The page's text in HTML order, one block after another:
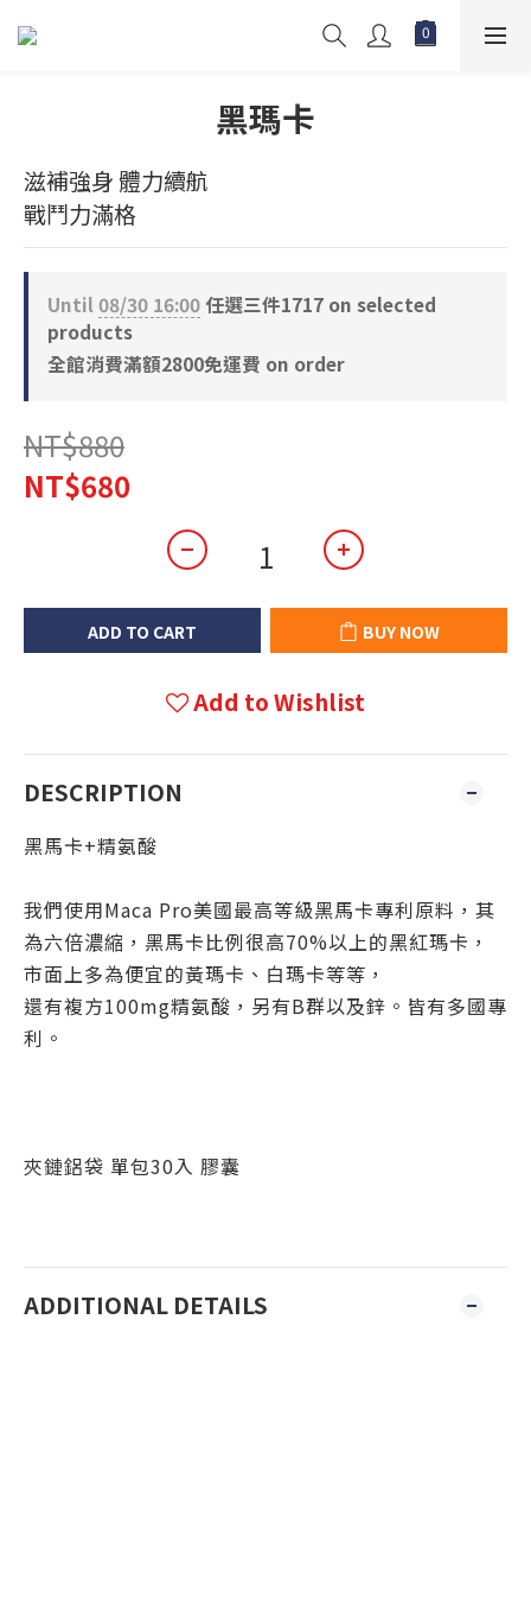
黑瑪卡
滋補強身 體力續航
戰鬥力滿格
Until 08/30 16:00任選三件1717 on selected
products
全館消費滿額2800免運費 on order
NT$880
NT$680
ADD TO CART BUY NOW
Add to Wishlist
DESCRIPTION
黑馬卡+精氨酸
我們使用Maca Pro美國最高等級黑馬卡專利原料，其
為六倍濃縮，黑馬卡比例很高70%以上的黑紅瑪卡，
市面上多為便宜的黃瑪卡、白瑪卡等等，
還有複方100mg精氨酸，另有B群以及鋅。皆有多國專
利。
夾鏈鋁袋 單包30入 膠囊
ADDITIONAL DETAILS